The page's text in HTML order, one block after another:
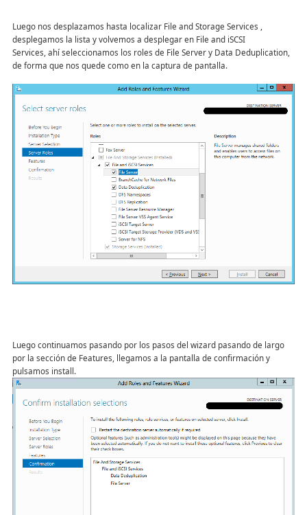
Luego nos desplazamos hasta localizar File and Storage Services ,
desplegamos la lista y volvemos a desplegar en File and iSCSI
Services, ahí seleccionamos los roles de File Server y Data Deduplication,
de forma que nos quede como en la captura de pantalla.
Luego continuamos pasando por los pasos del wizard pasando de largo
por la sección de Features, llegamos a la pantalla de confirmación y
pulsamos install.